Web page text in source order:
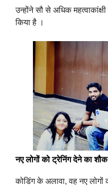
उन्होंने सौ से अधिक महत्वाकांक्षी
किया है ।
नए लोगों को ट्रेनिंग देने का शौक
कोडिंग के अलावा, वह नए लोगों